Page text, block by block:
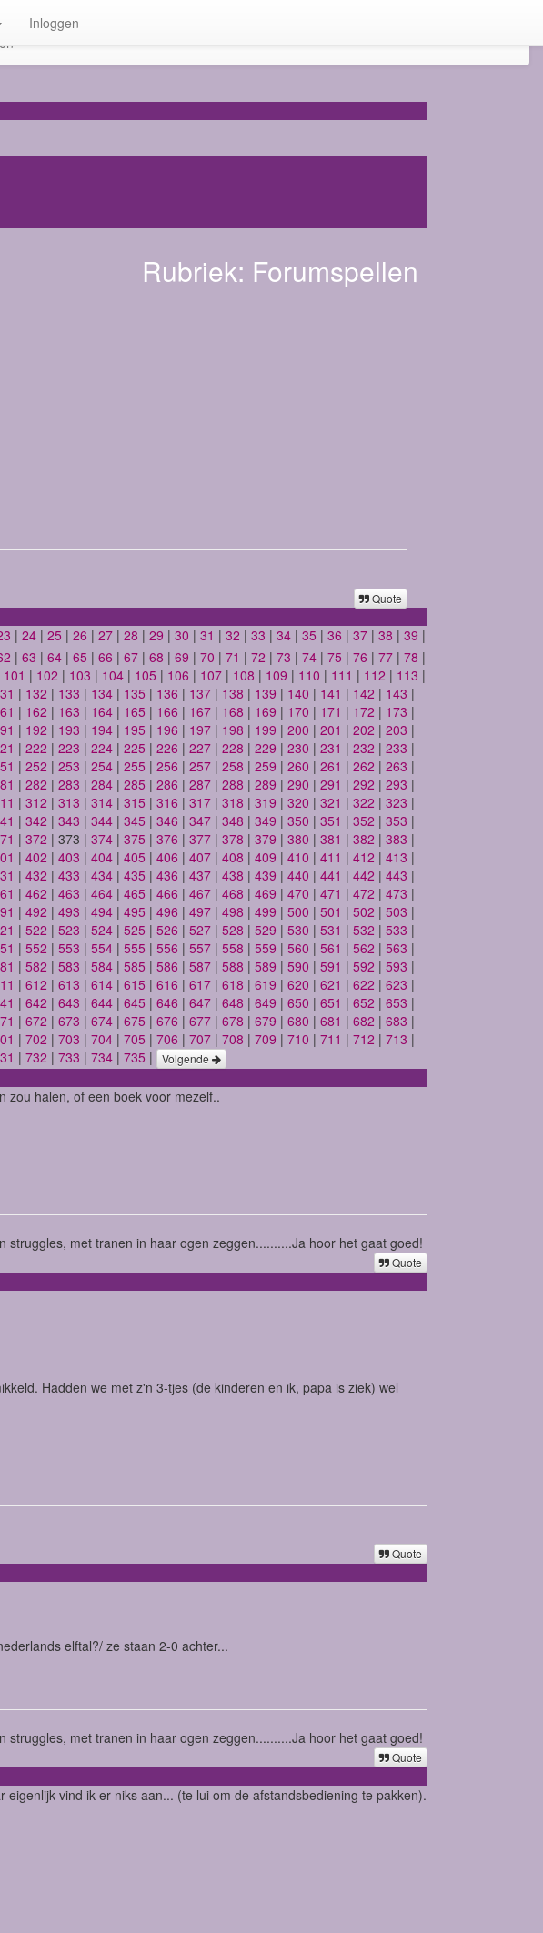
Inloggen
Rubriek: Forumspellen
Quote
| 24 | 25 | 26 | 27 | 28 | 29 | 30 | 31 | 32 | 33 | 34 | 35 | 36 | 37 | 38 | 39 |
| 63 | 64 | 65 | 66 | 67 | 68 | 69 | 70 | 71 | 72 | 73 | 74 | 75 | 76 | 77 | 78 |
101 | 102 | 103 | 104 | 105 | 106 | 107 | 108 | 109 | 110 | 111 | 112 | 113 |
| 132 | 133 | 134 | 135 | 136 | 137 | 138 | 139 | 140 | 141 | 142 | 143 |
| 162 | 163 | 164 | 165 | 166 | 167 | 168 | 169 | 170 | 171 | 172 | 173 |
| 192 | 193 | 194 | 195 | 196 | 197 | 198 | 199 | 200 | 201 | 202 | 203 |
| 222 | 223 | 224 | 225 | 226 | 227 | 228 | 229 | 230 | 231 | 232 | 233 |
| 252 | 253 | 254 | 255 | 256 | 257 | 258 | 259 | 260 | 261 | 262 | 263 |
| 282 | 283 | 284 | 285 | 286 | 287 | 288 | 289 | 290 | 291 | 292 | 293 |
| 312 | 313 | 314 | 315 | 316 | 317 | 318 | 319 | 320 | 321 | 322 | 323 |
| 342 | 343 | 344 | 345 | 346 | 347 | 348 | 349 | 350 | 351 | 352 | 353 |
| 372 | 373 | 374 | 375 | 376 | 377 | 378 | 379 | 380 | 381 | 382 | 383 |
| 402 | 403 | 404 | 405 | 406 | 407 | 408 | 409 | 410 | 411 | 412 | 413 |
| 432 | 433 | 434 | 435 | 436 | 437 | 438 | 439 | 440 | 441 | 442 | 443 |
| 462 | 463 | 464 | 465 | 466 | 467 | 468 | 469 | 470 | 471 | 472 | 473 |
| 492 | 493 | 494 | 495 | 496 | 497 | 498 | 499 | 500 | 501 | 502 | 503 |
| 522 | 523 | 524 | 525 | 526 | 527 | 528 | 529 | 530 | 531 | 532 | 533 |
| 552 | 553 | 554 | 555 | 556 | 557 | 558 | 559 | 560 | 561 | 562 | 563 |
| 582 | 583 | 584 | 585 | 586 | 587 | 588 | 589 | 590 | 591 | 592 | 593 |
| 612 | 613 | 614 | 615 | 616 | 617 | 618 | 619 | 620 | 621 | 622 | 623 |
| 642 | 643 | 644 | 645 | 646 | 647 | 648 | 649 | 650 | 651 | 652 | 653 |
| 672 | 673 | 674 | 675 | 676 | 677 | 678 | 679 | 680 | 681 | 682 | 683 |
| 702 | 703 | 704 | 705 | 706 | 707 | 708 | 709 | 710 | 711 | 712 | 713 |
| 732 | 733 | 734 | 735 | Volgende
zou halen, of een boek voor mezelf..
struggles, met tranen in haar ogen zeggen..........Ja hoor het gaat goed!
Quote
Hadden we met z'n 3-tjes (de kinderen en ik, papa is ziek) wel
Quote
elftal?/ ze staan 2-0 achter...
struggles, met tranen in haar ogen zeggen..........Ja hoor het gaat goed!
Quote
vind ik er niks aan... (te lui om de afstandsbediening te pakken).